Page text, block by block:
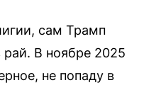
сам Трамп
рай. В ноябре 2025
не попаду в